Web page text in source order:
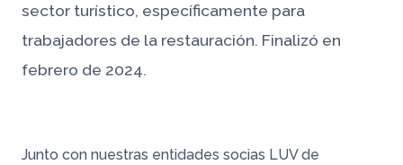
sector turístico, específicamente para
trabajadores de la restauración. Finalizó en
febrero de 2024.
Junto con nuestras entidades socias LUV de